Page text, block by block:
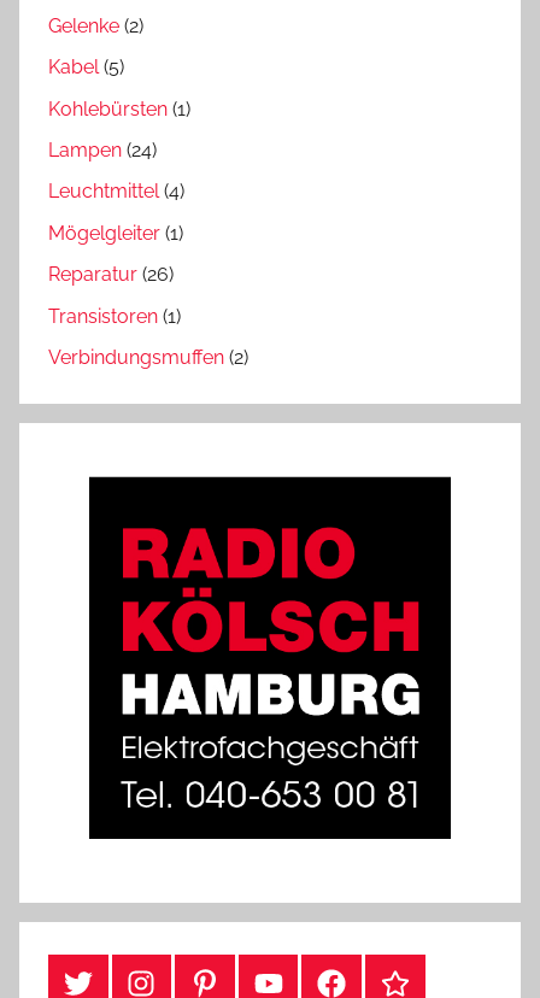
Gelenke (2)
Kabel(5)
Kohlebürsten (1)
Lampen (24)
Leuchtmittel(4)
Mögelgleiter (1)
Reparatur (26)
Transistoren (1)
Verbindungsmuffen (2)
Twitter InstragramPinterestYouTubeFacebookTikTok